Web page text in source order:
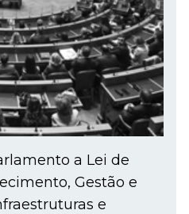
a Lei de
Gestão e
e